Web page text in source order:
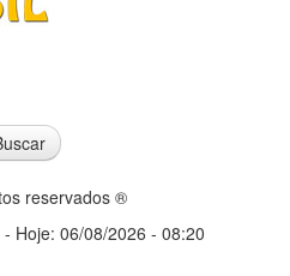
reservados ®
- Hoje: 06/08/2026 - 08:20